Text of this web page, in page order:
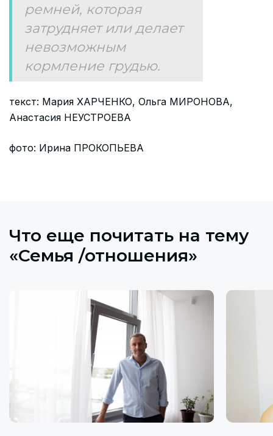
ремней, которая
затрудняет или делает
невозможным
кормление грудью.
текст: Мария ХАРЧЕНКО, Ольга МИРОНОВА,
Анастасия НЕУСТРОЕВА
фото: Ирина ПРОКОПЬЕВА
Что еще почитать на тему
«Семья /отношения»